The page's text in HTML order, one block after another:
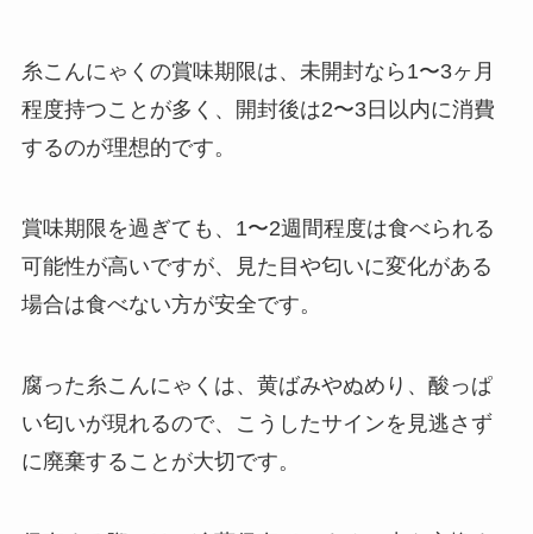
糸こんにゃくの賞味期限は、未開封なら1〜3ヶ月
程度持つことが多く、開封後は2〜3日以内に消費
するのが理想的です。
賞味期限を過ぎても、1〜2週間程度は食べられる
可能性が高いですが、見た目や匂いに変化がある
場合は食べない方が安全です。
腐った糸こんにゃくは、黄ばみやぬめり、酸っぱ
い匂いが現れるので、こうしたサインを見逃さず
に廃棄することが大切です。